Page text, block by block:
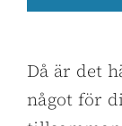
Då är det
något för